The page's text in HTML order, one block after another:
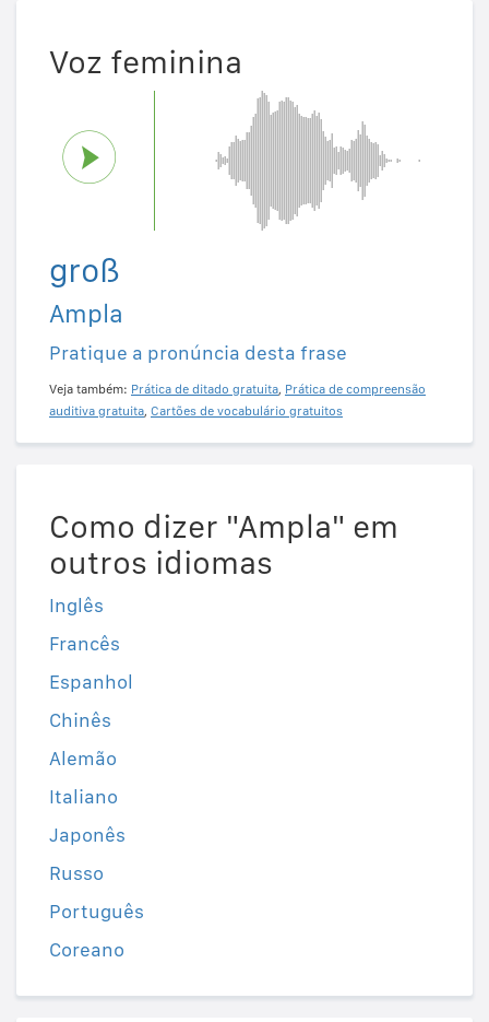
Voz feminina
groß
Ampla
Pratique a pronúncia desta frase
Veja também: Prática de ditado gratuita, Prática de compreensão
auditiva gratuita, Cartões de vocabulário gratuitos
Como dizer "Ampla" em
outros idiomas
Inglês
Francês
Espanhol
Chinês
Alemão
Italiano
Japonês
Russo
Português
Coreano